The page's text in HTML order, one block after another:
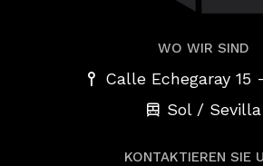
WO WIR SIND
Calle Echegaray 15 -
Sol / Sevilla
KONTAKTIEREN SIE